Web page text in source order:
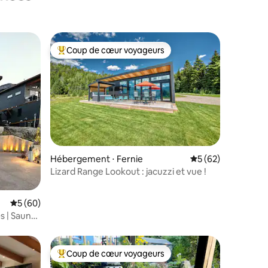
: 5 sur 5
appréciés
Évaluation moyenne sur la base de 60 commentaires : 5 sur 5
5 (60)
| Sauna
Coups de cœur voyageurs les plus appréciés
Coup de cœur voyageurs
Hébergement ⋅ Fernie Évaluation
5 (62)
Lizard Range Lookout : jacuzzi et vue !
Coups de cœur voyageurs les plus appréciés
Coup de cœur voyageurs